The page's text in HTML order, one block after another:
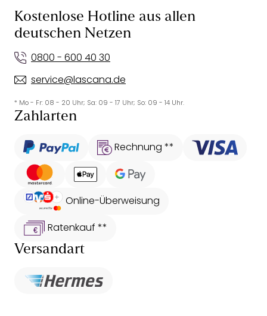
Kostenlose Hotline aus allen
deutschen Netzen
0800 - 600 40 30
service@lascana.de
* Mo - Fr: 08 - 20 Uhr; Sa: 09 - 17 Uhr; So: 09 - 14 Uhr.
Zahlarten
Rechnung **
Online-Überweisung
Ratenkauf **
Versandart